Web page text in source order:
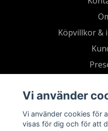
Köpvillkor &
Vi använder
Vi använder cookies för
visas för dig och för att